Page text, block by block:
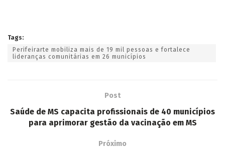
Saúde de MS capacita profissionais de 40 municípios
Próximo
Referência em turismo de natureza, MS fecha primeiro
semestre de 2026 consolidando protagonismo